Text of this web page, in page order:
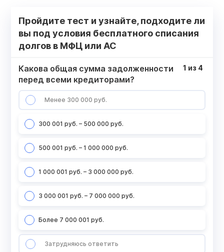
Пройдите тест и узнайте, подходите ли
вы под условия бесплатного списания
долгов в МФЦ или АС
Какова общая сумма задолженности
перед всеми кредиторами?
Менее 300 000 руб.
300 001 руб. – 500 000 руб.
500 001 руб. – 1 000 000 руб.
1 000 001 руб. – 3 000 000 руб.
3 000 001 руб. – 7 000 000 руб.
Более 7 000 001 руб.
Затрудняюсь ответить
1 из 4